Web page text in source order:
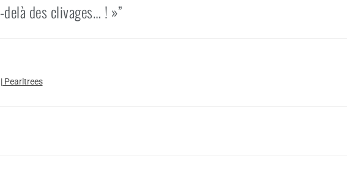
des clivages… ! »”
Pearltrees